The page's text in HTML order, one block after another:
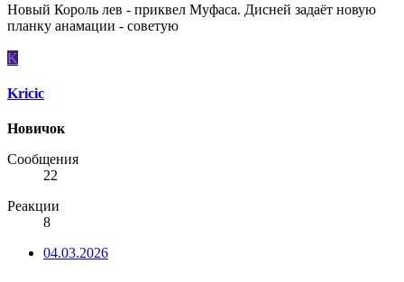
Новый Король лев - приквел Муфаса. Дисней задаёт новую
планку анамации - советую
K
Kricic
Новичок
Сообщения
22
Реакции
8
04.03.2026